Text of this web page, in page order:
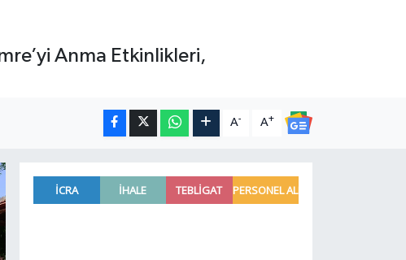
Anma Etkinlikleri,
A- A+